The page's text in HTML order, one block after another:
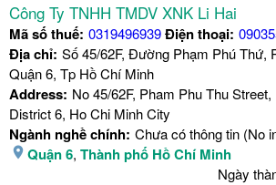
Công Ty TNHH TMDV XNK Li Hai
Mã số thuế: 0319496939Điện thoại:
Địa chỉ: Số 45/62F, Đường Phạm Phú Thứ,
Quận 6, Tp Hồ Chí Minh
Address: No 45/62F, Pham Phu Thu Street,
District 6, Ho Chi Minh City
Ngành nghề chính: Chưa có thông tin (No
Quận 6, Thành phố Hồ Chí Minh
Ngày